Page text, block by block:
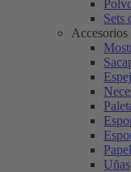
Sets
Uñas